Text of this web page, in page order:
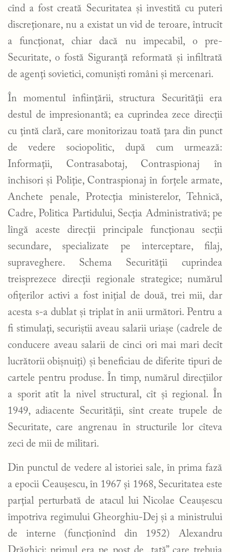
cînd a fost creată Securitatea şi investită cu puteri
discreţionare, nu a existat un vid de teroare, întrucît
a funcţionat, chiar dacă nu impecabil, o pre-
Securitate, o fostă Siguranţă reformată şi infiltrată
de agenţi sovietici, comunişti români şi mercenari.
În momentul înfiinţării, structura Securităţii era
destul de impresionantă; ea cuprindea zece direcţii
cu ţintă clară, care monitorizau toată ţara din punct
de vedere sociopolitic, după cum urmează:
Informaţii, Contrasabotaj, Contraspionaj în
închisori şi Poliţie, Contraspionaj în forţele armate,
Anchete penale, Protecţia ministerelor, Tehnică,
Cadre, Politica Partidului, Secţia Administrativă; pe
lîngă aceste direcţii principale funcţionau secţii
secundare, specializate pe interceptare, filaj,
supraveghere. Schema Securităţii cuprindea
treisprezece direcţii regionale strategice; numărul
ofiţerilor activi a fost iniţial de două, trei mii, dar
acesta s-a dublat şi triplat în anii următori. Pentru a
fi stimulaţi, securiştii aveau salarii uriaşe (cadrele de
conducere aveau salarii de cinci ori mai mari decît
lucrătorii obişnuiţi) şi beneficiau de diferite tipuri de
cartele pentru produse. În timp, numărul direcţiilor
a sporit atît la nivel structural, cît şi regional. În
1949, adiacente Securităţii, sînt create trupele de
Securitate, care angrenau în structurile lor cîteva
zeci de mii de militari.
Din punctul de vedere al istoriei sale, în prima fază
a epocii Ceauşescu, în 1967 şi 1968, Securitatea este
parţial perturbată de atacul lui Nicolae Ceauşescu
împotriva regimului Gheorghiu-Dej şi a ministrului
de interne (funcţionînd din 1952) Alexandru